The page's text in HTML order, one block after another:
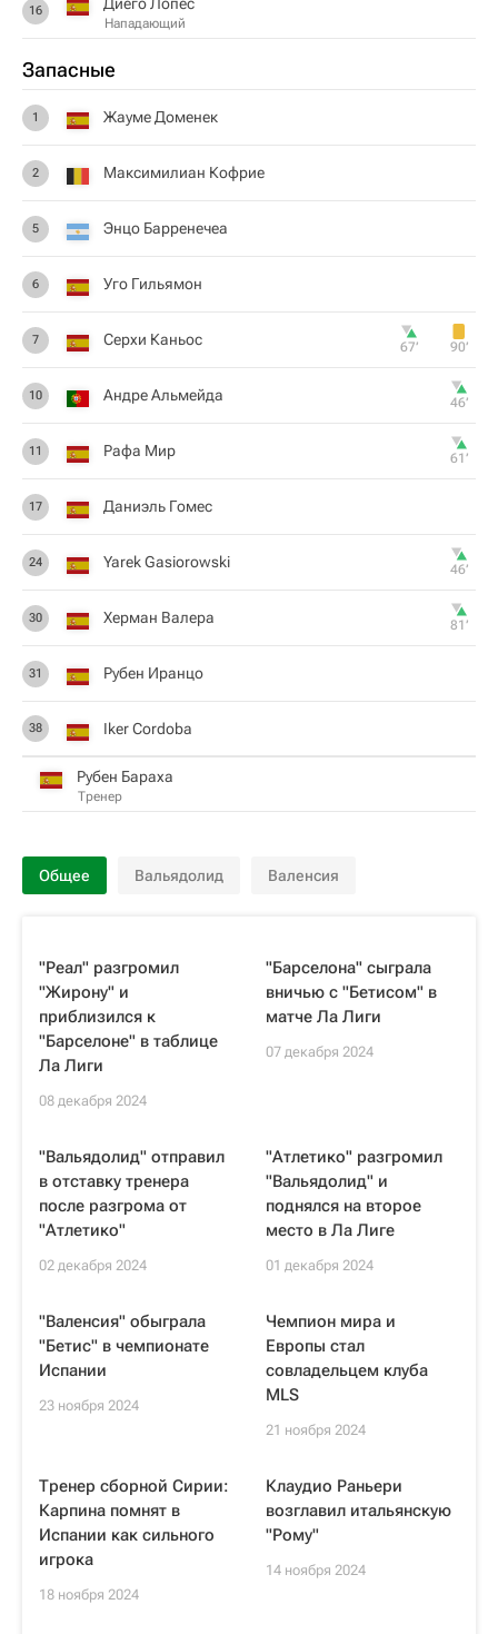
16
Нападающий
Запасные
1 Жауме Доменек
2 Максимилиан Кофрие
5 Энцо Барренечеа
6 Уго Гильямон
7 Серхи Каньос 67‎’‎ 90‎’‎
10 Андре Альмейда 46‎’‎
11 Рафа Мир 61‎’‎
17 Даниэль Гомес
24 Yarek Gasiorowski 46‎’‎
30 Херман Валера 81‎’‎
31 Рубен Иранцо
38 Iker Cordoba
Рубен Бараха
Тренер
Общее Вальядолид Валенсия
"Реал" разгромил
"Жирону" и
приблизился к
"Барселоне" в таблице
Ла Лиги
08 декабря 2024
"Барселона" сыграла
вничью с "Бетисом" в
матче Ла Лиги
07 декабря 2024
"Вальядолид" отправил
в отставку тренера
после разгрома от
"Атлетико"
02 декабря 2024
"Атлетико" разгромил
"Вальядолид" и
поднялся на второе
место в Ла Лиге
01 декабря 2024
"Валенсия" обыграла
"Бетис" в чемпионате
Испании
23 ноября 2024
Чемпион мира и
Европы стал
совладельцем клуба
MLS
21 ноября 2024
Тренер сборной Сирии:
Карпина помнят в
Испании как сильного
игрока
18 ноября 2024
Клаудио Раньери
возглавил итальянскую
"Рому"
14 ноября 2024